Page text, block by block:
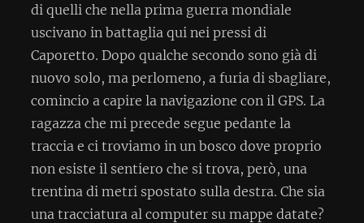
di quelli che nella prima guerra mondiale
uscivano in battaglia qui nei pressi di
Caporetto. Dopo qualche secondo sono già di
nuovo solo, ma perlomeno, a furia di sbagliare,
comincio a capire la navigazione con il GPS. La
ragazza che mi precede segue pedante la
traccia e ci troviamo in un bosco dove proprio
non esiste il sentiero che si trova, però, una
trentina di metri spostato sulla destra. Che sia
una tracciatura al computer su mappe datate?